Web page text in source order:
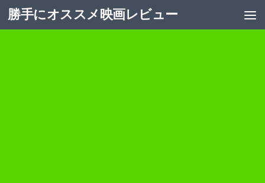
コンテンツへスキップ
勝手にオススメ映画レビュー